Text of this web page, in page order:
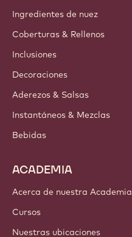
Ingredientes de nuez
Coberturas & Rellenos
Inclusiones
Decoraciones
Aderezos & Salsas
Instantáneos & Mezclas
Bebidas
ACADEMIA
Acerca de nuestra Academia
Cursos
Nuestras ubicaciones